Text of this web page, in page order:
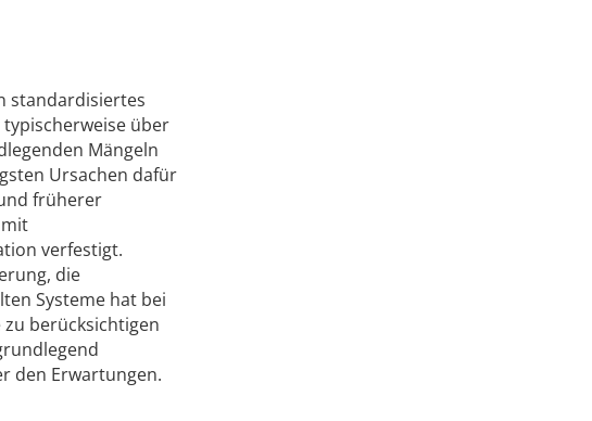
standardisiertes
über
Mängeln
Ursachen dafür
früherer
verfestigt.
die
Systeme hat bei
berücksichtigen
den Erwartungen.